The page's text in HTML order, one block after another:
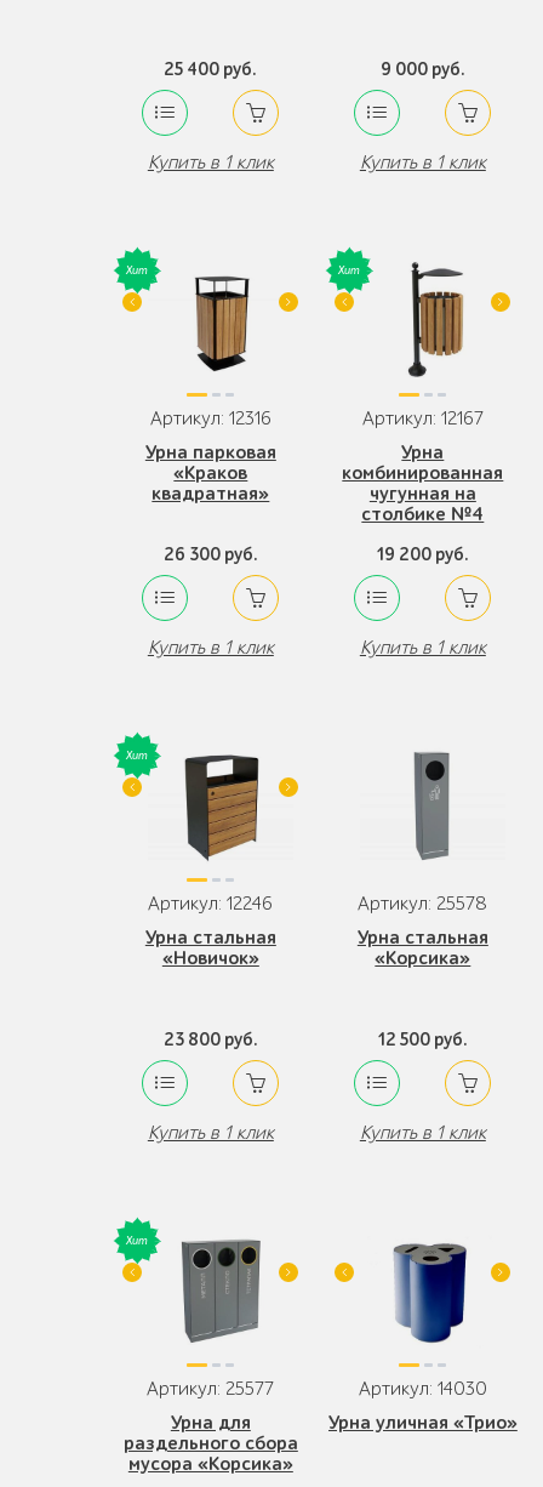
25 400 руб.
Купить в 1 клик
9 000 руб.
Купить в 1 клик
Артикул: 12316
Урна парковая
«Краков
квадратная»
26 300 руб.
Купить в 1 клик
Артикул: 12167
Урна
комбинированная
чугунная на
столбике №4
19 200 руб.
Купить в 1 клик
Артикул: 12246
Урна стальная
«Новичок»
23 800 руб.
Купить в 1 клик
Артикул: 25578
Урна стальная
«Корсика»
12 500 руб.
Купить в 1 клик
Артикул: 25577
Урна для
раздельного сбора
мусора «Корсика»
Артикул: 14030
Урна уличная «Трио»